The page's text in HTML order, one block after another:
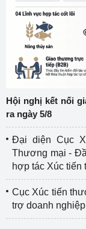
Hội nghị kết nối
ra ngày 5/8
Đại diện Cục
Thương mại -
hợp tác Xúc
Cục Xúc tiến
trợ doanh